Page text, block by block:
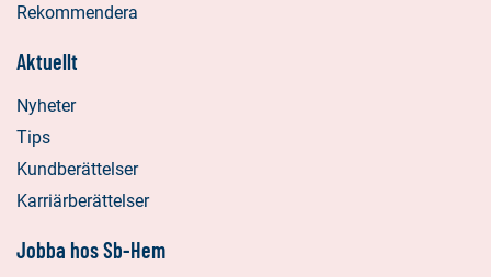
Rekommendera
Aktuellt
Nyheter
Tips
Kundberättelser
Karriärberättelser
Jobba hos Sb-Hem